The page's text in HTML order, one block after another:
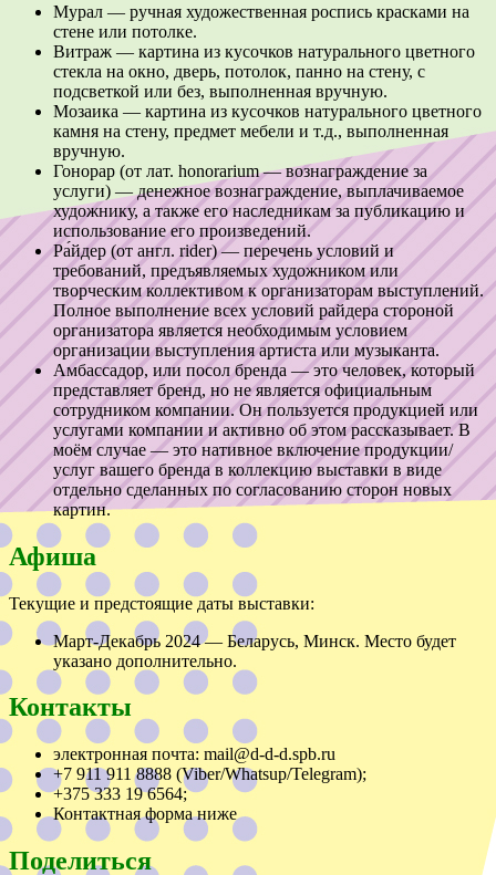
Мурал — ручная художественная роспись красками на
стене или потолке.
Витраж — картина из кусочков натурального цветного
стекла на окно, дверь, потолок, панно на стену, с
подсветкой или без, выполненная вручную.
Мозаика — картина из кусочков натурального цветного
камня на стену, предмет мебели и т.д., выполненная
вручную.
Гонорар (от лат. honorarium — вознаграждение за
услуги) — денежное вознаграждение, выплачиваемое
художнику, а также его наследникам за публикацию и
использование его произведений.
Ра́йдер (от англ. rider) — перечень условий и
требований, предъявляемых художником или
творческим коллективом к организаторам выступлений.
Полное выполнение всех условий райдера стороной
организатора является необходимым условием
организации выступления артиста или музыканта.
Амбассадор, или посол бренда — это человек, который
представляет бренд, но не является официальным
сотрудником компании. Он пользуется продукцией или
услугами компании и активно об этом рассказывает. В
моём случае — это нативное включение продукции/
услуг вашего бренда в коллекцию выставки в виде
отдельно сделанных по согласованию сторон новых
картин.
Афиша
Текущие и предстоящие даты выставки:
Март-Декабрь 2024 — Беларусь, Минск. Место будет
указано дополнительно.
Контакты
электронная почта: mail@d-d-d.spb.ru
+7 911 911 8888 (Viber/Whatsup/Telegram);
+375 333 19 6564;
Контактная форма ниже
Поделиться